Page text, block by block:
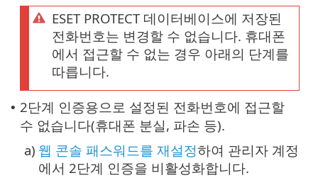
ESET PROTECT 데이터베이스에 저장된
전화번호는 변경할 수 없습니다. 휴대폰
에서 접근할 수 없는 경우 아래의 단계를
따릅니다.
• 2단계 인증용으로 설정된 전화번호에 접근할
수 없습니다(휴대폰 분실, 파손 등).
a) 웹 콘솔 패스워드를 재설정하여 관리자 계정
에서 2단계 인증을 비활성화합니다.